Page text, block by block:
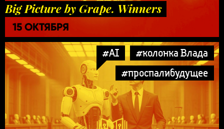
Big Picture by Grape. Winners
15 ОКТЯБРЯ
#AI
#колонка Влада
#проспалибудущее